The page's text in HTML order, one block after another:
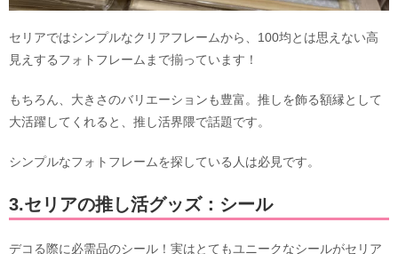
セリアではシンプルなクリアフレームから、100均とは思えない高
見えするフォトフレームまで揃っています！
もちろん、大きさのバリエーションも豊富。推しを飾る額縁として
大活躍してくれると、推し活界隈で話題です。
シンプルなフォトフレームを探している人は必見です。
3.セリアの推し活グッズ：シール
デコる際に必需品のシール！実はとてもユニークなシールがセリア